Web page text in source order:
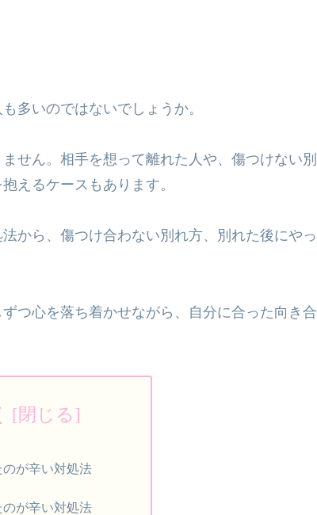
多いのではないでしょうか。
せん。相手を想って離れた人や、傷つけない別
えるケースもあります。
から、傷つけ合わない別れ方、別れた後にやっ
つ心を落ち着かせながら、自分に合った向き合
が辛い対処法
が辛い対処法